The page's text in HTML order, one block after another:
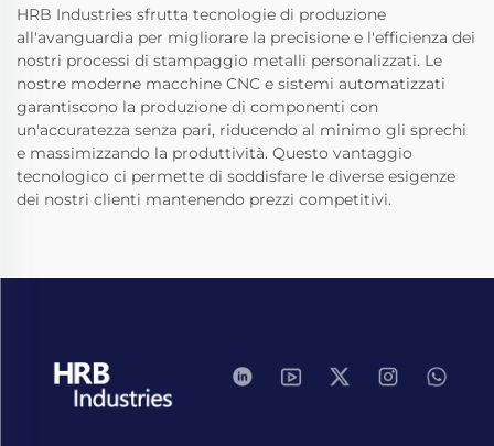
HRB Industries sfrutta tecnologie di produzione
all'avanguardia per migliorare la precisione e l'efficienza dei
nostri processi di stampaggio metalli personalizzati. Le
nostre moderne macchine CNC e sistemi automatizzati
garantiscono la produzione di componenti con
un'accuratezza senza pari, riducendo al minimo gli sprechi
e massimizzando la produttività. Questo vantaggio
tecnologico ci permette di soddisfare le diverse esigenze
dei nostri clienti mantenendo prezzi competitivi.